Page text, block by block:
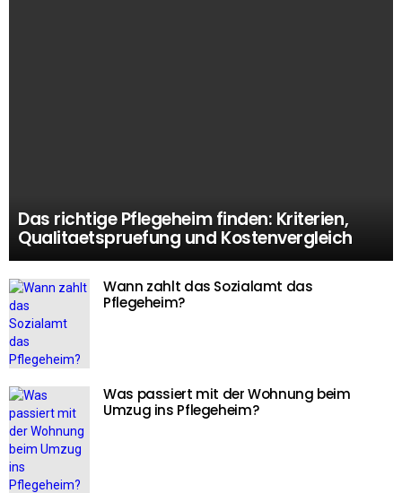
Das richtige Pflegeheim finden: Kriterien,
Qualitaetspruefung und Kostenvergleich
Wann zahlt das Sozialamt das
Pflegeheim?
Was passiert mit der Wohnung beim
Umzug ins Pflegeheim?